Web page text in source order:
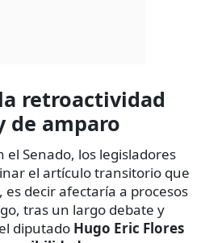
retroactividad
de amparo
Senado, los legisladores
el artículo transitorio que
decir afectaría a procesos
tras un largo debate y
diputado Hugo Eric Flores